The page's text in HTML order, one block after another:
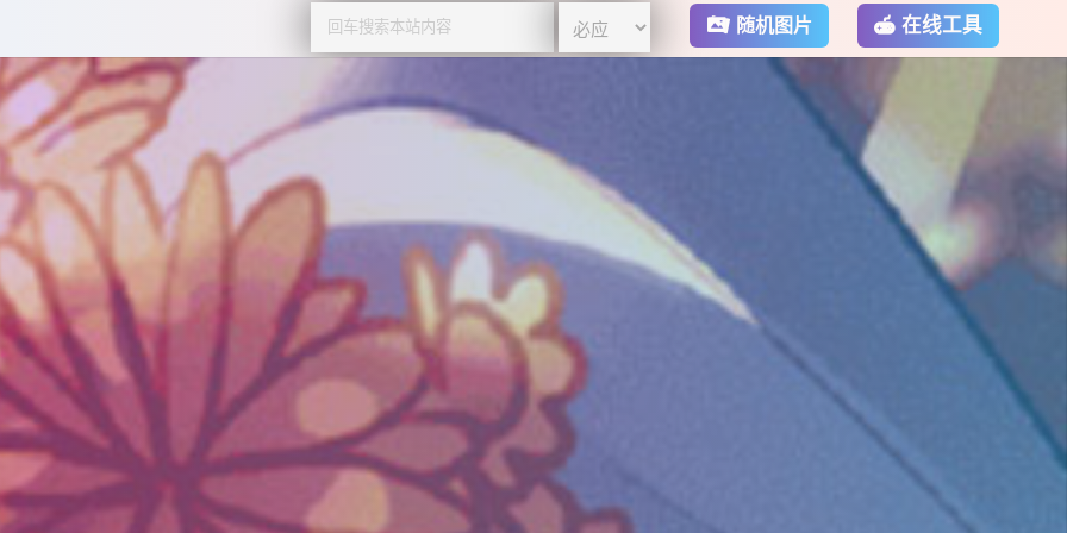
随机图片 在线工具